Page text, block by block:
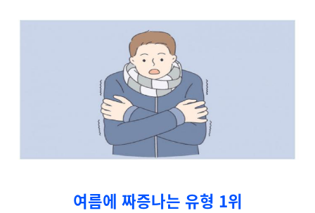
여름에 짜증나는 유형 1위